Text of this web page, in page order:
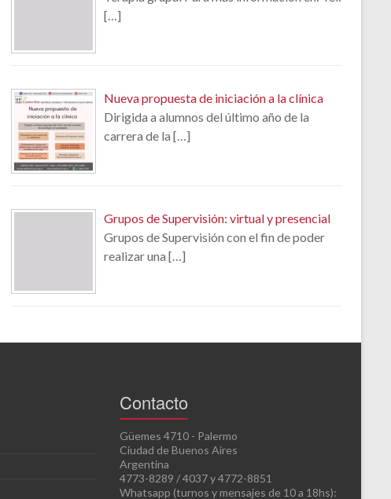
[…]
Nueva propuesta de iniciación a la clínica
Dirigida a alumnos del último año de la
carrera de la […]
Grupos de Supervisión: virtual y presencial
Grupos de Supervisión con el fin de poder
realizar una […]
Contacto
Güemes 4710 - Palermo
Ciudad de Buenos Aires
Argentina
4773-8289 / 4037 y 4772-8851
Whatsapp (turnos y mensajes de 10 a 18hs):